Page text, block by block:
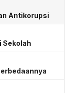
Antikorupsi
Sekolah